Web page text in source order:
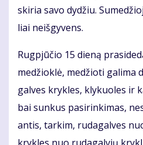
ski­ria sa­vo dy­džiu.
liai ne­iš­gy­vens.
Rug­pjū­čio 15 die­ną
me­džiok­lė, me­džio­ti ga­li­ma
gal­ves kryk­les, kly­kuo­les ir
bai sun­kus pa­si­rin­ki­mas,
an­tis, tar­kim, ru­da­gal­ves